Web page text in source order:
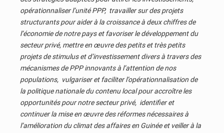
opérationnaliser l’unité PPP, travailler sur des projets
structurants pour aider à la croissance à deux chiffres de
l’économie de notre pays et favoriser le développement du
secteur privé, mettre en œuvre des petits et très petits
projets de stimulus et d’investissement divers à travers des
mécanismes de PPP innovants à l’attention de nos
populations, vulgariser et faciliter l’opérationnalisation de
la politique nationale du contenu local pour accroître les
opportunités pour notre secteur privé, identifier et
continuer la mise en œuvre des réformes nécessaires à
l’amélioration du climat des affaires en Guinée et veiller à la